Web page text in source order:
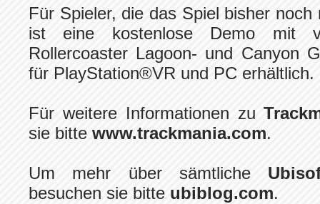
Für Spieler, die das Spiel bisher
ist eine kostenlose Demo mit
Rollercoaster Lagoon- und Canyon
für PlayStation®VR und PC erhältlich.
Für weitere Informationen zu
sie bitte www.trackmania.com.
Um mehr über sämtliche
besuchen sie bitte ubiblog.com.